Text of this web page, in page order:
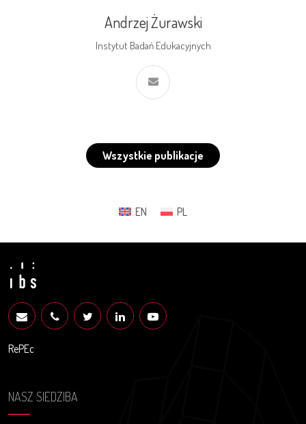
Andrzej Żurawski
Instytut Badań Edukacyjnych
Wszystkie publikacje
EN PL
RePEc
NASZ SIEDZIBA